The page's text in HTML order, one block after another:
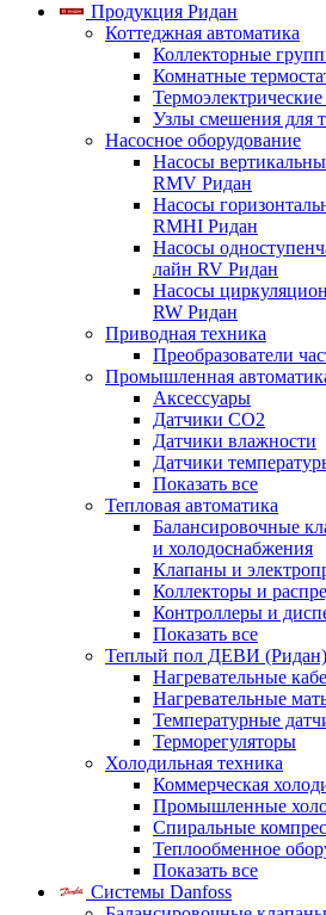
Продукция Ридан
Коттеджная автоматика
Коллекторные
Комнатные
Узлы смешения для
Насосное оборудование
Насосы
RMV Ридан
Насосы
RMHI Ридан
Насосы
лайн RV Ридан
Насосы
RW Ридан
Приводная техника
Преобразователи
Промышленная
Аксессуары
Датчики CO2
Датчики влажности
Датчики
Показать все
Тепловая автоматика
Балансировочные
и холодоснабжения
Клапаны и
Коллекторы и
Контроллеры и
Показать все
Теплый пол ДЕВИ (Ридан)
Нагревательные
Нагревательные
Температурные
Терморегуляторы
Холодильная техника
Коммерческая
Промышленные
Спиральные
Теплообменное
Показать все
Системы Danfoss